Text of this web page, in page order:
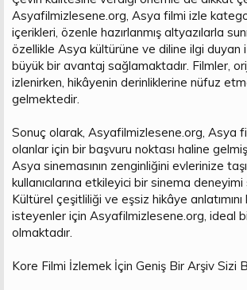
Asyafilmizlesene.org, Asya filmi izle
içerikleri, özenle hazırlanmış altyazılarla
özellikle Asya kültürüne ve diline ilgi duyan
büyük bir avantaj sağlamaktadır. Filmler,
izlenirken, hikâyenin derinliklerine nüfuz
gelmektedir.
Sonuç olarak, Asyafilmizlesene.org, Asya
olanlar için bir başvuru noktası haline
Asya sinemasının zenginliğini evlerinize
kullanıcılarına etkileyici bir sinema deneyimi
Kültürel çeşitliliği ve eşsiz hikâye
isteyenler için Asyafilmizlesene.org, ideal
olmaktadır.
Kore Filmi İzlemek İçin Geniş Bir Arşiv Sizi